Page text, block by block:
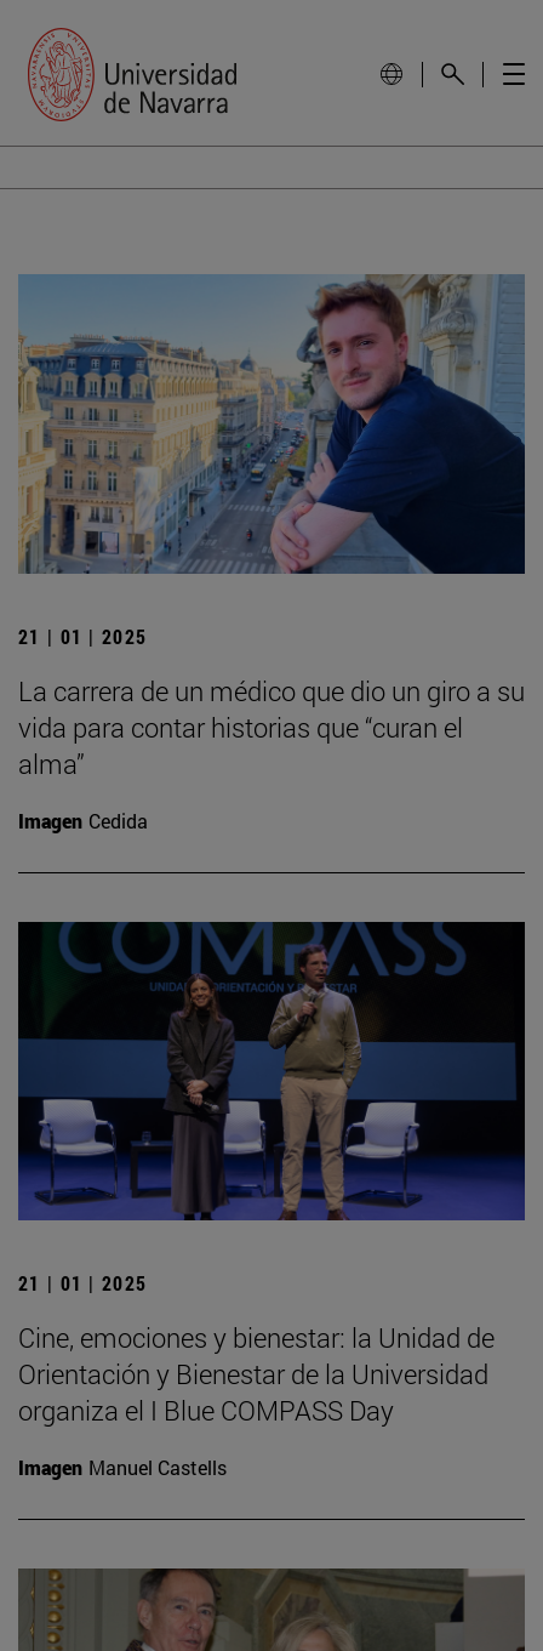
21 | 01 | 2025
La carrera de un médico que dio un giro a su
vida para contar historias que “curan el
alma”
Imagen Cedida
21 | 01 | 2025
Cine, emociones y bienestar: la Unidad de
Orientación y Bienestar de la Universidad
organiza el I Blue COMPASS Day
Imagen Manuel Castells